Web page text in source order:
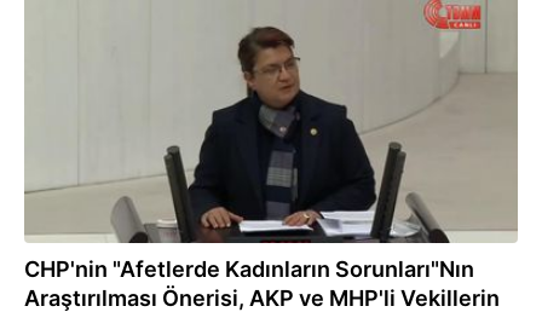
CHP'nin "Afetlerde Kadınların Sorunları"Nın
Araştırılması Önerisi, AKP ve MHP'li Vekillerin